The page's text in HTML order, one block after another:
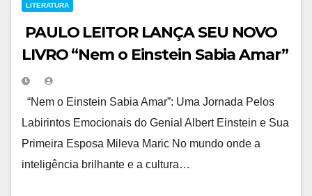
LITERATURA
PAULO LEITOR LANÇA SEU NOVO
LIVRO “Nem o Einstein Sabia Amar”
“Nem o Einstein Sabia Amar”: Uma Jornada Pelos
Labirintos Emocionais do Genial Albert Einstein e Sua
Primeira Esposa Mileva Maric No mundo onde a
inteligência brilhante e a cultura…